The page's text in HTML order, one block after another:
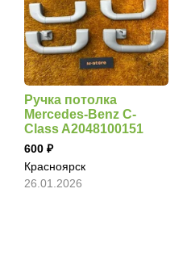
Ручка потолка
Mercedes-Benz C-
Class A2048100151
600
Красноярск
26.01.2026